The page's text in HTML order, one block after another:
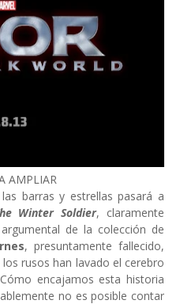
AMPLIAR
barras y estrellas pasará a
Winter Soldier, claramente
de la colección de
, presuntamente fallecido,
rusos han lavado el cerebro
encajamos esta historia
no es posible contar